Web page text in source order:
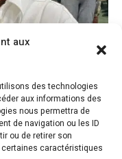
aux
des technologies
aux informations des
nous permettra de
de navigation ou les ID
ou de retirer son
caractéristiques
développait
aurait pu se
»